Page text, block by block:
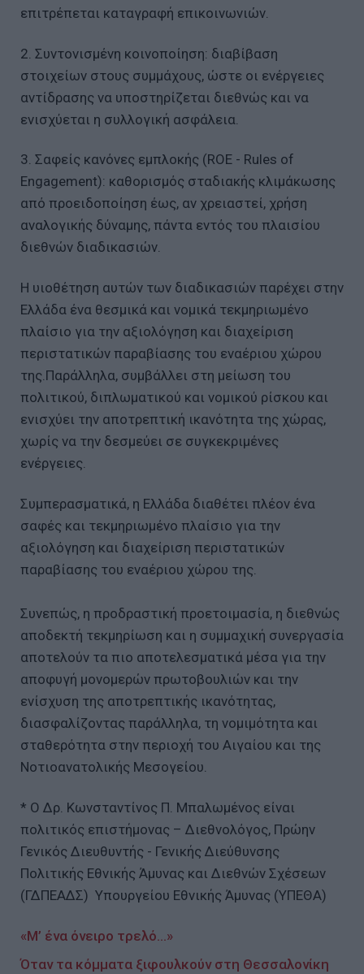
επιτρέπεται καταγραφή επικοινωνιών.
2. Συντονισμένη κοινοποίηση: διαβίβαση
στοιχείων στους συμμάχους, ώστε οι ενέργειες
αντίδρασης να υποστηρίζεται διεθνώς και να
ενισχύεται η συλλογική ασφάλεια.
3. Σαφείς κανόνες εμπλοκής (ROE - Rules of
Engagement): καθορισμός σταδιακής κλιμάκωσης
από προειδοποίηση έως, αν χρειαστεί, χρήση
αναλογικής δύναμης, πάντα εντός του πλαισίου
διεθνών διαδικασιών.
Η υιοθέτηση αυτών των διαδικασιών παρέχει στην
Ελλάδα ένα θεσμικά και νομικά τεκμηριωμένο
πλαίσιο για την αξιολόγηση και διαχείριση
περιστατικών παραβίασης του εναέριου χώρου
της.Παράλληλα, συμβάλλει στη μείωση του
πολιτικού, διπλωματικού και νομικού ρίσκου και
ενισχύει την αποτρεπτική ικανότητα της χώρας,
χωρίς να την δεσμεύει σε συγκεκριμένες
ενέργειες.
Συμπερασματικά, η Ελλάδα διαθέτει πλέον ένα
σαφές και τεκμηριωμένο πλαίσιο για την
αξιολόγηση και διαχείριση περιστατικών
παραβίασης του εναέριου χώρου της.
Συνεπώς, η προδραστική προετοιμασία, η διεθνώς
αποδεκτή τεκμηρίωση και η συμμαχική συνεργασία
αποτελούν τα πιο αποτελεσματικά μέσα για την
αποφυγή μονομερών πρωτοβουλιών και την
ενίσχυση της αποτρεπτικής ικανότητας,
διασφαλίζοντας παράλληλα, τη νομιμότητα και
σταθερότητα στην περιοχή του Αιγαίου και της
Νοτιοανατολικής Μεσογείου.
* Ο Δρ. Κωνσταντίνος Π. Μπαλωμένος είναι
πολιτικός επιστήμονας – Διεθνολόγος, Πρώην
Γενικός Διευθυντής - Γενικής Διεύθυνσης
Πολιτικής Εθνικής Άμυνας και Διεθνών Σχέσεων
(ΓΔΠΕΑΔΣ) Υπουργείου Εθνικής Άμυνας (ΥΠΕΘΑ)
«Μ’ ένα όνειρο τρελό…»
Όταν τα κόμματα ξιφουλκούν στη Θεσσαλονίκη